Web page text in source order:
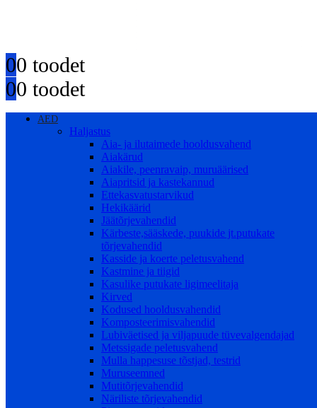
00 toodet
00 toodet
AED
Haljastus
Aia- ja ilutaimede hooldusvahend
Aiakärud
Aiakile, peenravaip, muruäärised
Aiapritsid ja kastekannud
Ettekasvatustarvikud
Hekikäärid
Jäätõrjevahendid
Kärbeste,sääskede, puukide jt.putukate
tõrjevahendid
Kasside ja koerte peletusvahend
Kastmine ja tiigid
Kasulike putukate ligimeelitaja
Kirved
Kodused hooldusvahendid
Komposteerimisvahendid
Lubiväetised ja viljapuude tüvevalgendajad
Metssigade peletusvahend
Mulla happesuse tõstjad, testrid
Muruseemned
Mutitõrjevahendid
Näriliste tõrjevahendid